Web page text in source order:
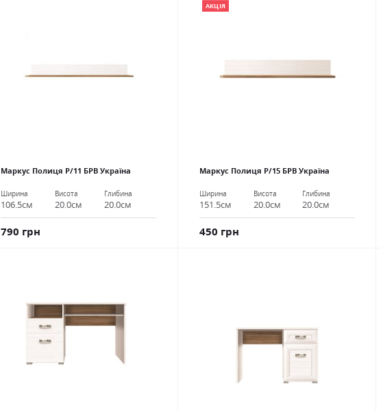
Маркус Полиця P/11 БРВ Україна
Ширина
106.5см
Висота
20.0см
Глибина
20.0см
790 грн
АКЦІЯ
Маркус Полиця P/15 БРВ Україна
Ширина
151.5см
Висота
20.0см
Глибина
20.0см
450 грн